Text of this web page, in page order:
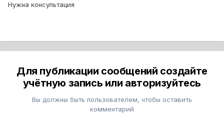
Нужна консультация
Для публикации сообщений создайте
учётную запись или авторизуйтесь
Вы должны быть пользователем, чтобы оставить
комментарий